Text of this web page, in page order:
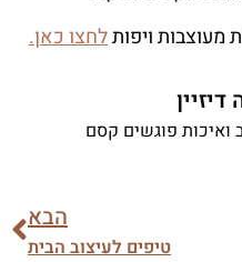
מעוצבות ויפותלחצו כאן.
ואיכות פוגשים קסם
הבא
טיפים לעיצוב הבית